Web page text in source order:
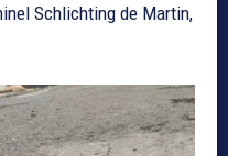
Schlichting de Martin,